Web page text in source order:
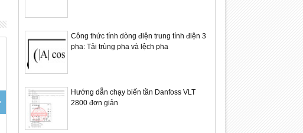
Hướng dẫn khắc phục lỗi khi cài
10
Công thức tính dòng điện trung tính điện 3
pha: Tải trùng pha và lệch pha
Hướng dẫn chạy biến tần Danfoss VLT
2800 đơn giản